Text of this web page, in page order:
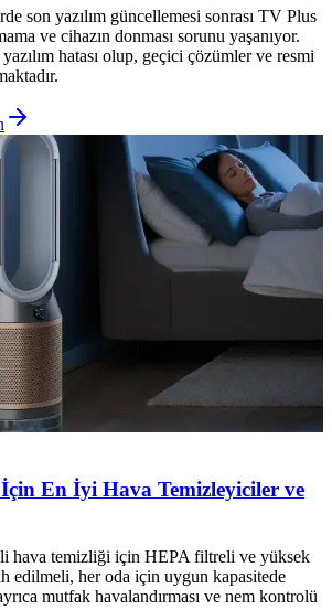
son yazılım güncellemesi sonrası TV Plus
ve cihazın donması sorunu yaşanıyor.
hatası olup, geçici çözümler ve resmi
En İyi Hava Temizleyiciler ve
hava temizliği için HEPA filtreli ve yüksek
edilmeli, her oda için uygun kapasitede
mutfak havalandırması ve nem kontrolü